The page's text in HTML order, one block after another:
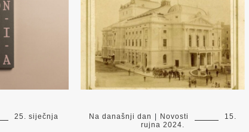
25. siječnja
Na današnji dan | Novosti
15.
rujna 2024.